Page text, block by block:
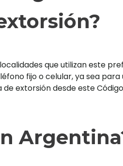
que utilizan este
fijo o celular, ya sea para
extorsión desde este